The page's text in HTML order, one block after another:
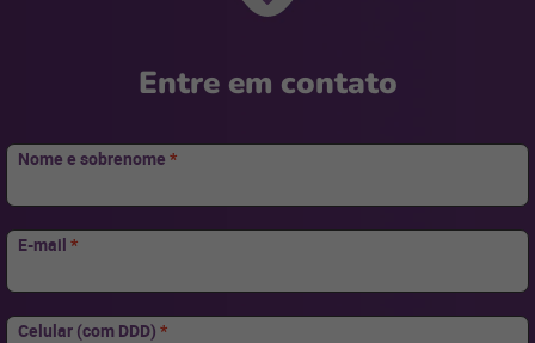
Ir
Entre em contato
Nome e sobrenome *
E-mail *
Celular (com DDD) *